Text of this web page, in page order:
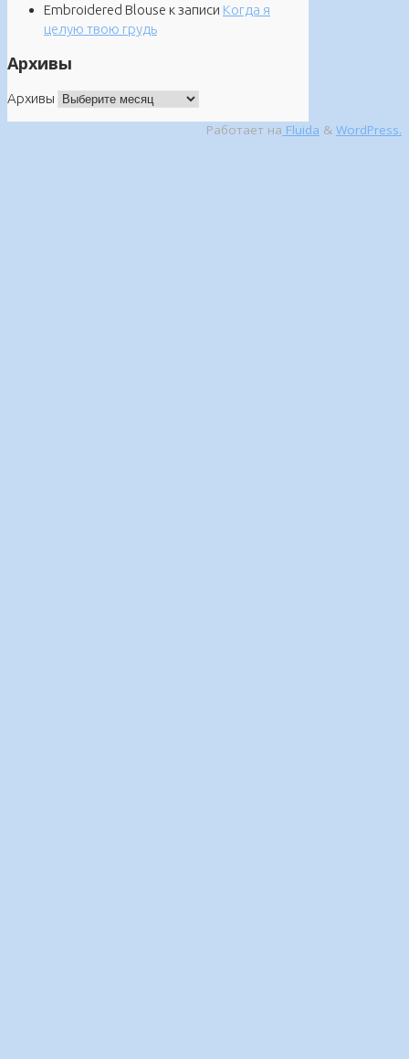
Embroidered Blouse к записи Когда я
целую твою грудь
Архивы
Архивы
Работает на Fluida & WordPress.